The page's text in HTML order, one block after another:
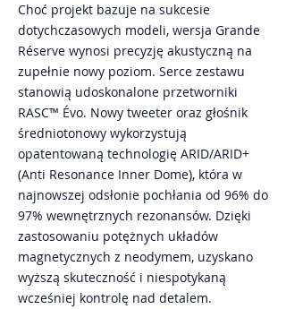
Choć projekt bazuje na sukcesie
dotychczasowych modeli, wersja Grande
Réserve wynosi precyzję akustyczną na
zupełnie nowy poziom. Serce zestawu
stanowią udoskonalone przetworniki
RASC™ Évo. Nowy tweeter oraz głośnik
średniotonowy wykorzystują
opatentowaną technologię ARID/ARID+
(Anti Resonance Inner Dome), która w
najnowszej odsłonie pochłania od 96% do
97% wewnętrznych rezonansów. Dzięki
zastosowaniu potężnych układów
magnetycznych z neodymem, uzyskano
wyższą skuteczność i niespotykaną
wcześniej kontrolę nad detalem.